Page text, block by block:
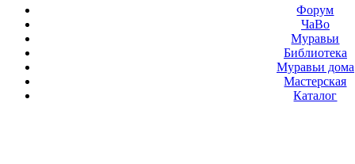
Форум
ЧаВо
Муравьи
Библиотека
Муравьи дома
Мастерская
Каталог